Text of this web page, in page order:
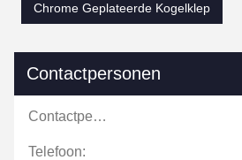
Chrome Geplateerde Kogelklep
Contactpersonen
Contactpersonen:
Telefoon: